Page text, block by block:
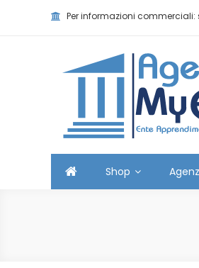
Per informazioni
Agenzia
Shop